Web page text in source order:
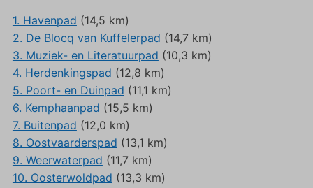
1. Havenpad (14,5 km)
2. De Blocq van Kuffelerpad (14,7 km)
3. Muziek- en Literatuurpad (10,3 km)
4. Herdenkingspad (12,8 km)
5. Poort- en Duinpad (11,1 km)
6. Kemphaanpad (15,5 km)
7. Buitenpad (12,0 km)
8. Oostvaarderspad (13,1 km)
9. Weerwaterpad (11,7 km)
10. Oosterwoldpad (13,3 km)